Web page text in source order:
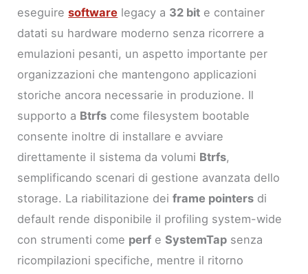
eseguiresoftware legacy a 32 bit e container
datati su hardware moderno senza ricorrere a
emulazioni pesanti, un aspetto importante per
organizzazioni che mantengono applicazioni
storiche ancora necessarie in produzione. Il
supporto a Btrfs come filesystem bootable
consente inoltre di installare e avviare
direttamente il sistema da volumi Btrfs,
semplificando scenari di gestione avanzata dello
storage. La riabilitazione deiframe pointers di
default rende disponibile il profiling system-wide
con strumenti come perf eSystemTap senza
ricompilazioni specifiche, mentre il ritorno